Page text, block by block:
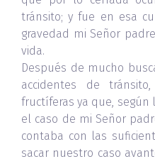
tránsito; y fue en esa
gravedad mi Señor
vida.
Después de mucho
accidentes de
fructíferas ya que, según
el caso de mi Señor
contaba con las
sacar nuestro caso